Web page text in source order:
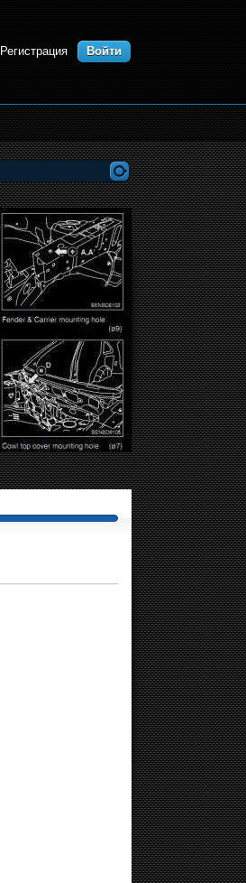
Регистрация Войти